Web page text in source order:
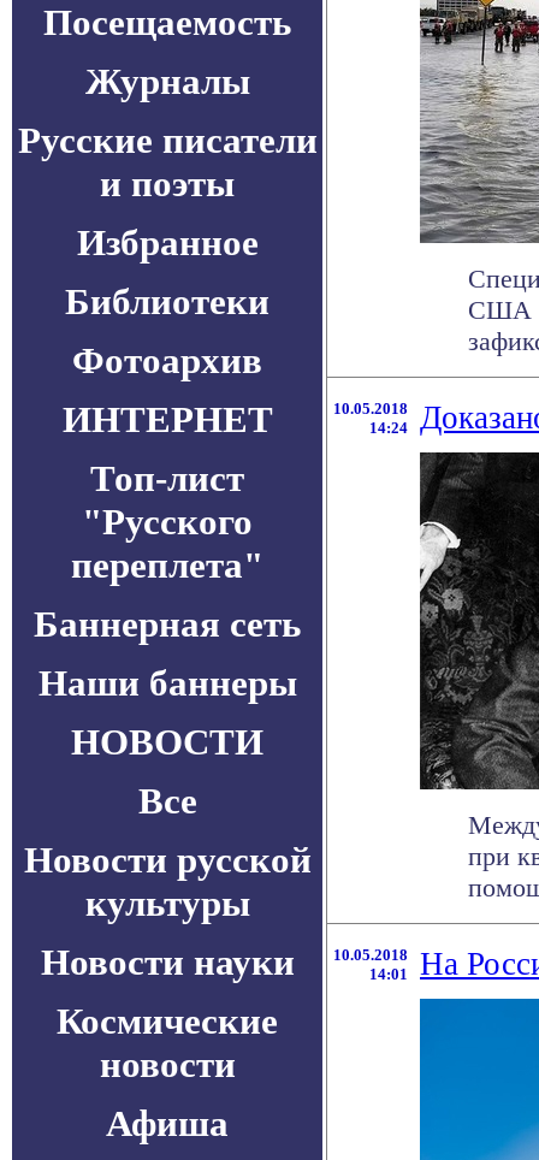
Посещаемость
Журналы
Русские писатели
и поэты
Избранное
Библиотеки
Фотоархив
ИНТЕРНЕТ
Топ-лист
"Русского
переплета"
Баннерная сеть
Наши баннеры
НОВОСТИ
Все
Новости русской
культуры
Новости науки
Космические
новости
Афиша
США и
10.05.2018
14:24
при
10.05.2018
14:01
На